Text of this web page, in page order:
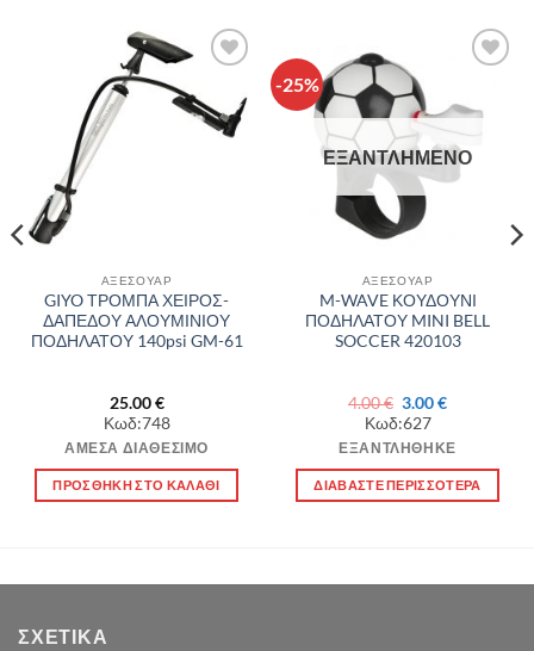
στην λίστα
επιθυμιών
ΑΞΕΣΟΥΑΡ
GIYO ΤΡΟΜΠΑ ΧΕΙΡΟΣ-
ΔΑΠΕΔΟΥ ΑΛΟΥΜΙΝΙΟΥ
ΠΟΔΗΛΑΤΟΥ 140psi GM-61
25.00€
Κωδ:748
ΆΜΕΣΑ ΔΙΑΘΈΣΙΜΟ
ΠΡΟΣΘΉΚΗ ΣΤΟ ΚΑΛΆΘΙ
-25%
επιθυμιών
ΕΞΑΝΤΛΗΜΈΝΟ
ΑΞΕΣΟΥΑΡ
M-WAVE ΚΟΥΔΟΥΝΙ
ΠΟΔΗΛΑΤΟΥ MINI BELL
SOCCER 420103
4.00€ Original
price
was:
4.00 €.
3.00€Η
είναι:
3.00 €.
Κωδ:627
ΕΞΑΝΤΛΉΘΗΚΕ
ΔΙΑΒΆΣΤΕ ΠΕΡΙΣΣΌΤΕΡΑ
ΣΧΕΤΙΚΆ